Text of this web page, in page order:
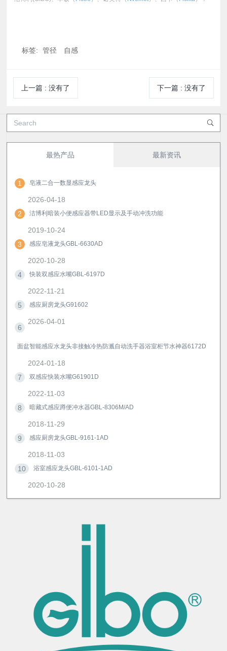
标签: 管径 自感
上一篇 :没有了 下一篇: 没有了
最热产品 最新资讯
1 皂液二合一数显感应龙头
2026-04-18
2
洁博利暗装小便感应器带LED显示及手动冲洗功能
2019-10-24
3
感应皂液龙头GBL-6630AD
2020-10-28
4
快装双感应水嘴GBL-6197D
2022-11-21
5
感应厨房龙头G91602
2026-04-01
6
面盆智能感应水龙头非接触冷热防溅自动洗手器浴室柜节水神器6172D
2024-01-18
7
双感应快装水嘴G61901D
2022-11-03
8
暗藏式感应蹲便冲水器GBL-8306M/AD
2018-11-29
9
感应厨房龙头GBL-9161-1AD
2018-11-03
10
浴室感应龙头GBL-6101-1AD
2020-10-28